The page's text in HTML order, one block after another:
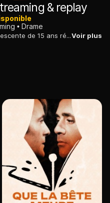
& replay
Drame
Paris, 1952. Nadia, une jeune adolescente de 15 ans révoltée est militante fait la rencontre de Stéphane, photographe pour Paris Match au cours d'une manifestation où elle sera blessée. Une véritable histoire d'amour commence alors.Voir plus